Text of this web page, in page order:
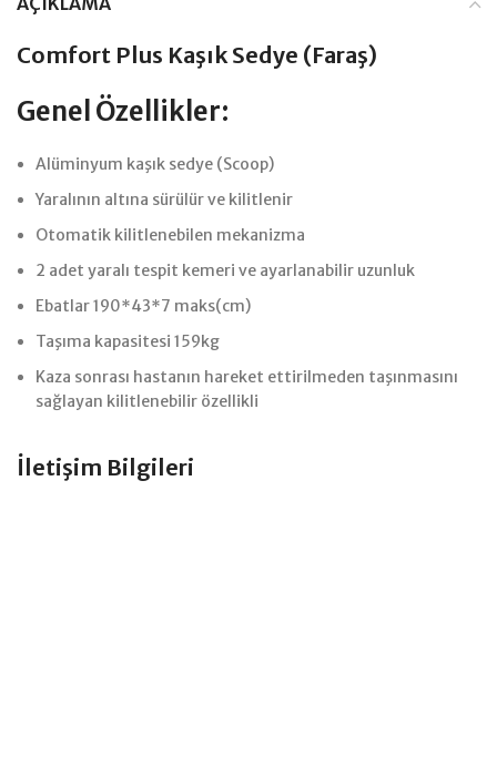
Comfort Plus Kaşık Sedye (Faraş)
Genel Özellikler:
Alüminyum kaşık sedye (Scoop)
Yaralının altına sürülür ve kilitlenir
Otomatik kilitlenebilen mekanizma
2 adet yaralı tespit kemeri ve ayarlanabilir uzunluk
Ebatlar 190*43*7 maks(cm)
Taşıma kapasitesi 159kg
Kaza sonrası hastanın hareket ettirilmeden taşınmasını
sağlayan kilitlenebilir özellikli
İletişim Bilgileri